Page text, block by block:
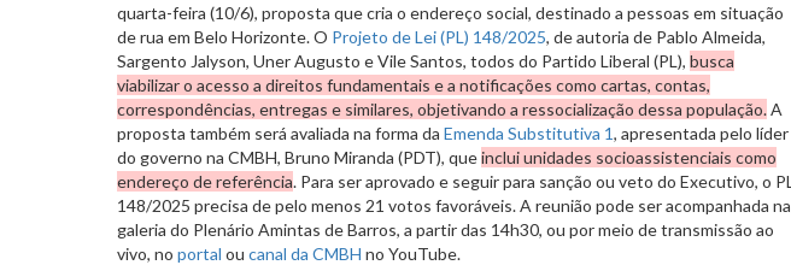
quarta-feira (10/6), proposta que cria o endereço social, destinado a pessoas em situação
de rua em Belo Horizonte. O Projeto de Lei (PL) 148/2025, de autoria de Pablo Almeida,
Sargento Jalyson, Uner Augusto e Vile Santos, todos do Partido Liberal (PL), busca
viabilizar o acesso a direitos fundamentais e a notificações como cartas, contas,
correspondências, entregas e similares, objetivando a ressocialização dessa população.A
proposta também será avaliada na forma da Emenda Substitutiva 1, apresentada pelo líder
do governo na CMBH, Bruno Miranda (PDT), queinclui unidades socioassistenciais como
endereço de referência. Para ser aprovado e seguir para sanção ou veto do Executivo, o PL
148/2025 precisa de pelo menos 21 votos favoráveis. A reunião pode ser acompanhada na
galeria do Plenário Amintas de Barros, a partir das 14h30, ou por meio de transmissão ao
vivo, no portal ou canal da CMBH no YouTube.